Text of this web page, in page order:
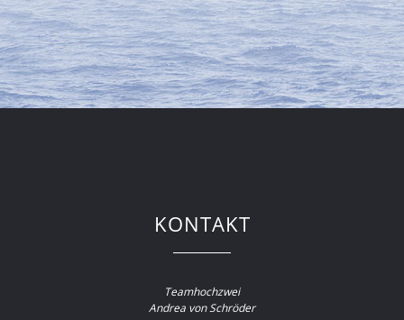
KONTAKT
Teamhochzwei
Andrea von Schröder